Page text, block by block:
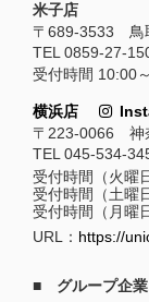
米子店
〒689-3533 鳥
TEL 0859-27-
受付時間 10:00
横浜店
〒223-0066 神
TEL 045-534-
受付時間（火曜
受付時間（土曜
受付時間（月曜
URL： https://
■ グループ企